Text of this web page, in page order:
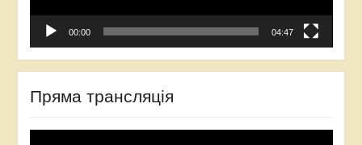
00:00 04:47
Пряма трансляція